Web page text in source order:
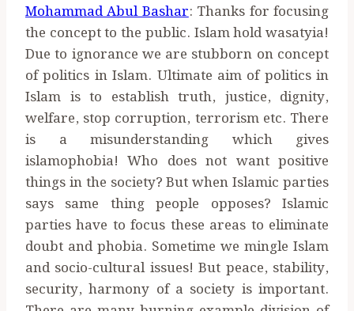
Mohammad Abul Bashar: Thanks for focusing
the concept to the public. Islam hold wasatyia!
Due to ignorance we are stubborn on concept
of politics in Islam. Ultimate aim of politics in
Islam is to establish truth, justice, dignity,
welfare, stop corruption, terrorism etc. There
is a misunderstanding which gives
islamophobia! Who does not want positive
things in the society? But when Islamic parties
says same thing people opposes? Islamic
parties have to focus these areas to eliminate
doubt and phobia. Sometime we mingle Islam
and socio-cultural issues! But peace, stability,
security, harmony of a society is important.